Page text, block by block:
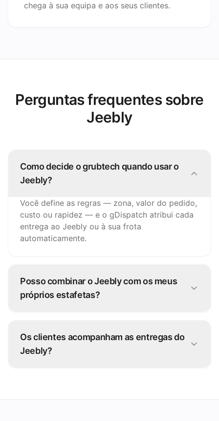
chega à sua equipa e aos seus clientes.
Perguntas frequentes sobre
Jeebly
Como decide o grubtech quando usar o
Jeebly?
Você define as regras — zona, valor do pedido,
custo ou rapidez — e o gDispatch atribui cada
entrega ao Jeebly ou à sua frota
automaticamente.
Posso combinar o Jeebly com os meus
próprios estafetas?
Jeebly para picos e distâncias maiores.
Os clientes acompanham as entregas do
Jeebly?